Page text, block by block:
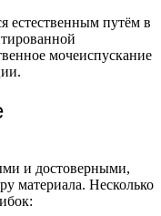
естественным путём в
мочеиспускание
и достоверными,
материала. Несколько